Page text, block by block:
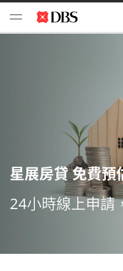
星展房貸 免費預
24小時線上申請